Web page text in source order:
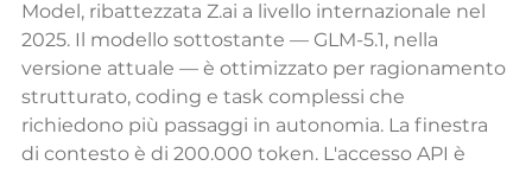
Model, ribattezzata Z.ai a livello internazionale nel
2025. Il modello sottostante — GLM-5.1, nella
versione attuale — è ottimizzato per ragionamento
strutturato, coding e task complessi che
richiedono più passaggi in autonomia. La finestra
di contesto è di 200.000 token. L'accesso API è